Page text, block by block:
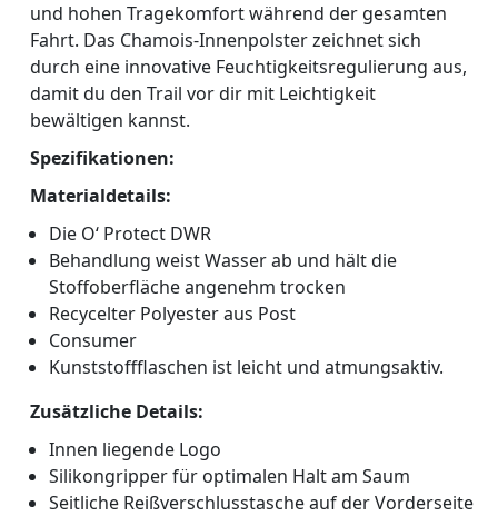
und hohen Tragekomfort während der gesamten
Fahrt. Das Chamois-Innenpolster zeichnet sich
durch eine innovative Feuchtigkeitsregulierung aus,
damit du den Trail vor dir mit Leichtigkeit
bewältigen kannst.
Spezifikationen:
Materialdetails:
Die O‘ Protect DWR
Behandlung weist Wasser ab und hält die
Stoffoberfläche angenehm trocken
Recycelter Polyester aus Post
Consumer
Kunststoffflaschen ist leicht und atmungsaktiv.
Zusätzliche Details:
Innen liegende Logo
Silikongripper für optimalen Halt am Saum
Seitliche Reißverschlusstasche auf der Vorderseite